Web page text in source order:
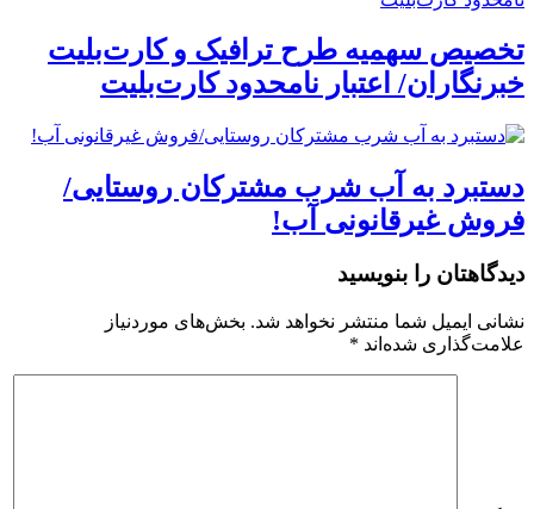
تخصیص سهمیه طرح ترافیک و کارت‌بلیت
خبرنگاران/ اعتبار نامحدود کارت‌بلیت
دستبرد به آب شرب مشترکان روستایی/
فروش غیرقانونی آب!
دیدگاهتان را بنویسید
نشانی ایمیل شما منتشر نخواهد شد. بخش‌های موردنیاز
علامت‌گذاری شده‌اند *